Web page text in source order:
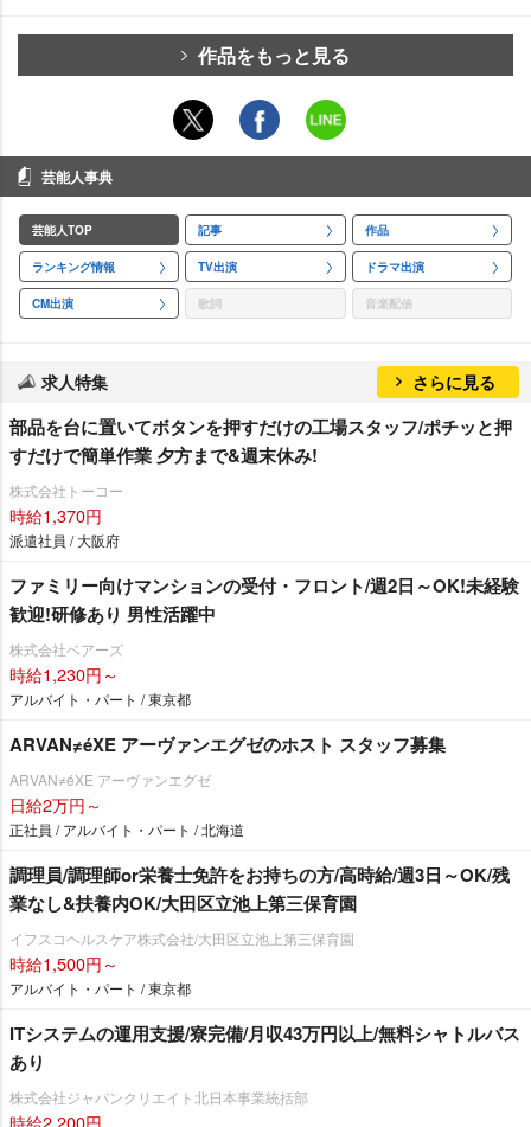
作品をもっと見る
芸能人事典
芸能人TOP 記事 作品
ランキング情報 TV出演 ドラマ出演
CM出演 歌詞 音楽配信
求人特集 さらに見る
部品を台に置いてボタンを押すだけの工場スタッフ/ポチッと押
すだけで簡単作業 夕方まで&週末休み!
株式会社トーコー
時給1,370円
派遣社員 / 大阪府
ファミリー向けマンションの受付・フロント/週2日～OK!未経験
歓迎!研修あり 男性活躍中
株式会社ベアーズ
時給1,230円～
アルバイト・パート / 東京都
ARVAN≠éXE アーヴァンエグゼのホスト スタッフ募集
ARVAN≠éXE アーヴァンエグゼ
日給2万円～
正社員 / アルバイト・パート / 北海道
調理員/調理師or栄養士免許をお持ちの方/高時給/週3日～OK/残
業なし&扶養内OK/大田区立池上第三保育園
イフスコヘルスケア株式会社/大田区立池上第三保育園
時給1,500円～
アルバイト・パート / 東京都
ITシステムの運用支援/寮完備/月収43万円以上/無料シャトルバス
あり
株式会社ジャパンクリエイト北日本事業統括部
時給2,200円